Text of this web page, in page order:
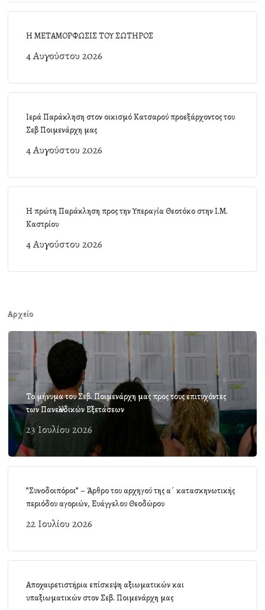
Η ΜΕΤΑΜΟΡΦΩΣΙΣ ΤΟΥ ΣΩΤΗΡΟΣ
4 Αυγούστου 2026
Ιερά Παράκληση στον οικισμό Κατσαρού προεξάρχοντος του
Σεβ Ποιμενάρχη μας
4 Αυγούστου 2026
Η πρώτη Παράκληση προς την Υπεραγία Θεοτόκο στην Ι.Μ.
Καστρίου
4 Αυγούστου 2026
Αρχείο
Το μήνυμα του Σεβ. Ποιμενάρχη μας προς τους επιτυχόντες
των Πανελλαδικών Εξετάσεων
23 Ιουλίου 2026
”Συνοδοιπόροι” – Άρθρο του αρχηγού της α΄ κατασκηνωτικής
περιόδου αγοριών, Ευάγγελου Θεοδώρου
22 Ιουλίου 2026
Αποχαιρετιστήρια επίσκεψη αξιωματικών και
υπαξιωματικών στον Σεβ. Ποιμενάρχη μας